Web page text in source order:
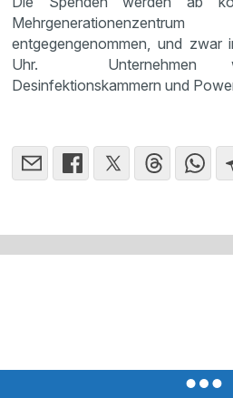
entgegengenommen, und
Uhr. Unternehmen
Desinfektionskammern und